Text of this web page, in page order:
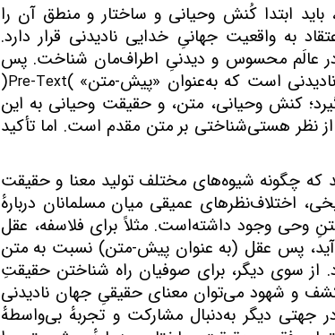
ابتدا کُنش وحیانی و ساختار و منطق آن را
به واقعیت جهانیِ خدایی نادیدنی قرار دارد.
عالَم محسوس و دیدنیِ اطراف‌مان شناخت. پس
نادیدنی است که به‌عنوان «پیش-متن»(
Pre-Text
)
کنش وحیانی، متن، و حقیقت وحیانی به این
نظر هستی‌شناختی بر متن مقدم است. اما تأکید
که چگونه شیوه‌های مختلف تولید معنا و حقیقت
اختلاف‌نظرهای عمیقی میان مسلمانان دربارهٔ
وحی وجود داشته‌است. مثلاً برای فلاسفه، عقل
پس عقل (به عنوان پیش-متن) نسبت به متن
از سوی دیگر، برای صوفیان راه شناختن حقیقتِ
و شهود می‌توان معنای حقیقیِ جهان نادیدنی
جهتی دیگر به‌دنبال مشارکت و تجربهٔ بی‌واسطهٔ